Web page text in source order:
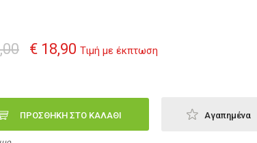
€ 18,90 Τιμή με έκπτωση
ΠΡΟΣΘΗΚΗ ΣΤΟ ΚΑΛΑΘΙ Αγαπημένα